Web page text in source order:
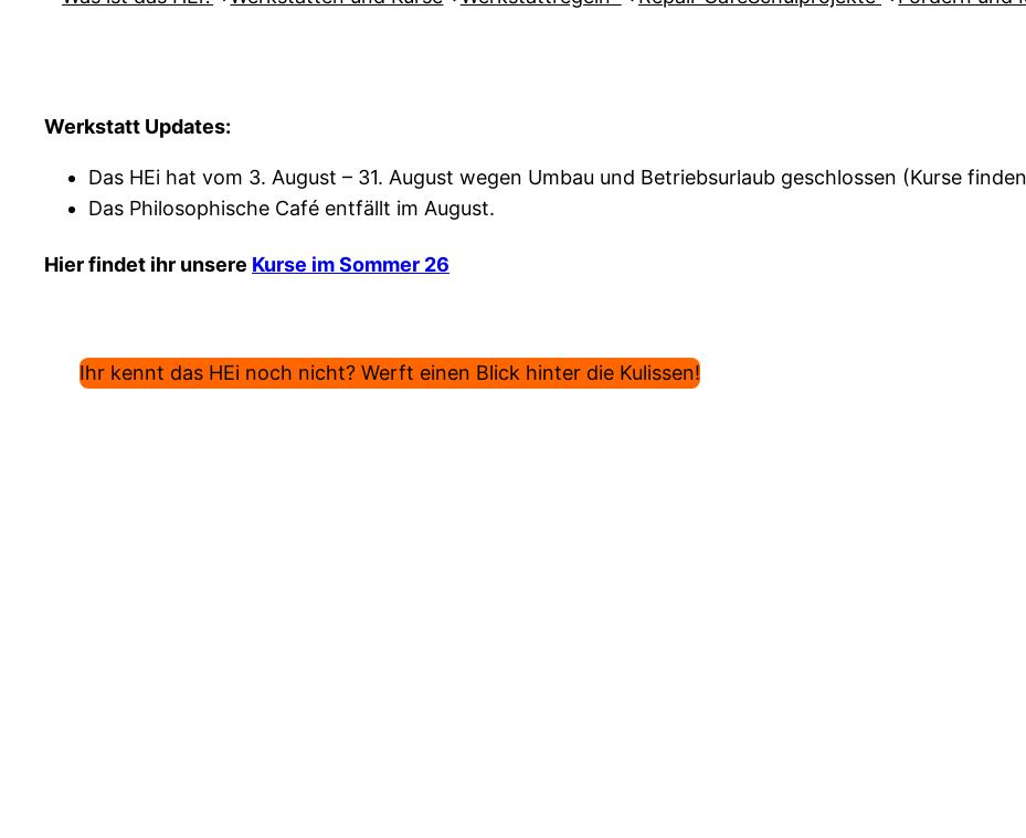
Werkstatt Updates:
Das HEi hat vom 3. August – 31. August wegen Umbau und Betriebsurlaub geschlossen (Kurse
Das Philosophische Café entfällt im August.
Hier findet ihr unsere Kurse im Sommer 26
Ihr kennt das HEi noch nicht? Werft einen Blick hinter die Kulissen!